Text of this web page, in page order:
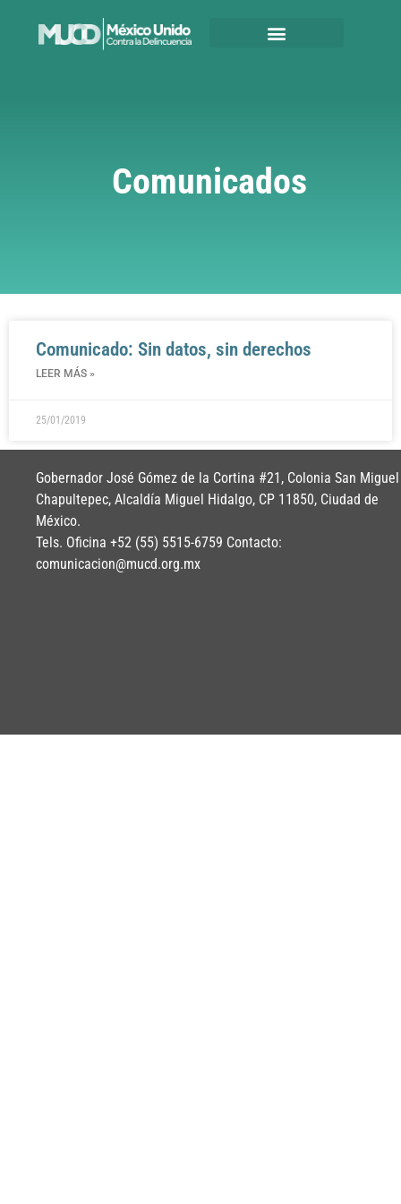
Comunicados
Comunicado: Sin datos, sin derechos
LEER MÁS »
25/01/2019
Gobernador José Gómez de la Cortina #21, Colonia San Miguel
Chapultepec, Alcaldía Miguel Hidalgo, CP 11850, Ciudad de
México.
Tels. Oficina +52 (55) 5515-6759 Contacto:
comunicacion@mucd.org.mx